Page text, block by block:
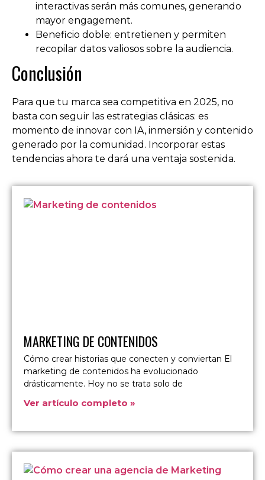
interactivas serán más comunes, generando
mayor engagement.
Beneficio doble: entretienen y permiten
recopilar datos valiosos sobre la audiencia.
Conclusión
Para que tu marca sea competitiva en 2025, no
basta con seguir las estrategias clásicas: es
momento de innovar con IA, inmersión y contenido
generado por la comunidad. Incorporar estas
tendencias ahora te dará una ventaja sostenida.
MARKETING DE CONTENIDOS
Cómo crear historias que conecten y conviertan El
marketing de contenidos ha evolucionado
drásticamente. Hoy no se trata solo de
Ver artículo completo »